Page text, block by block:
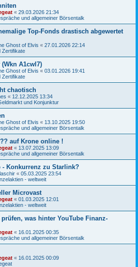
« 29.03.2026 21:34
und allgemeiner Börsentalk
Top-Fonds drastisch abgewertet
Ghost of Elvis « 27.01.2026 22:14
Zertifikate
A1cwl7)
Ghost of Elvis « 03.01.2026 19:41
Zertifikate
chaotisch
« 12.12.2025 13:34
und Konjunktur
Ghost of Elvis « 13.10.2025 19:50
und allgemeiner Börsentalk
auf Krone online !
« 13.07.2025 13:09
und allgemeiner Börsentalk
- Konkurrenz zu Starlink?
« 05.03.2025 23:54
- weltweit
Microvast
« 01.03.2025 12:01
- weltweit
was hinter YouTube Finanz-
« 16.01.2025 00:35
und allgemeiner Börsentalk
« 16.01.2025 00:09